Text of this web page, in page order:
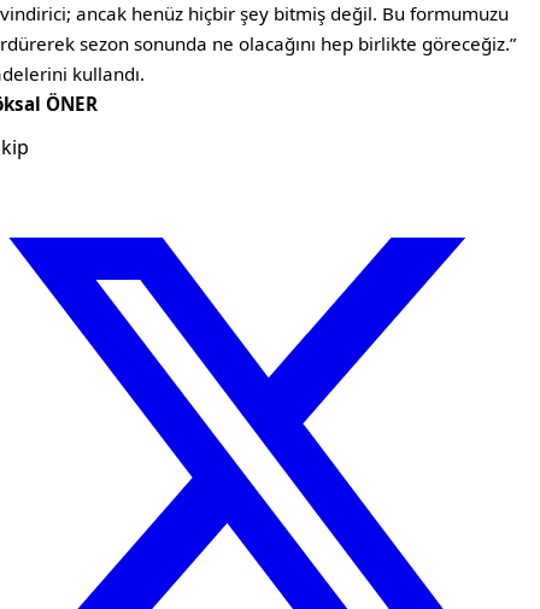
ancak henüz hiçbir şey bitmiş değil. Bu formumuzu
sezon sonunda ne olacağını hep birlikte göreceğiz.”
kullandı.
ÖNER